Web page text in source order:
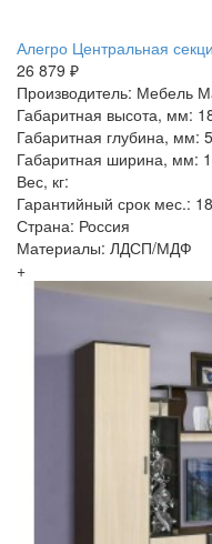
Алегро Центральная
26 879 ₽
Производитель: Мебель
Габаритная высота, мм:
Габаритная глубина, мм:
Габаритная ширина, мм:
Вес, кг:
Гарантийный срок мес.: 18
Страна: Россия
Материалы: ЛДСП/МДФ
+